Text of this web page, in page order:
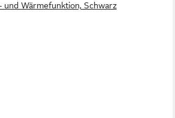
und Wärmefunktion, Schwarz